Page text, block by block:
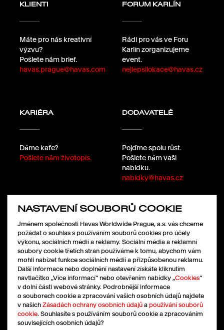
KLIENTI
Máte pro nás kreativní
výzvu?
Pošlete nám brief.
havas.prague@havas.com
FORUM KARLÍN
Rádi pro vás ve Foru
Karlín zorganizujeme
event.
nejlepsilokace@havas.cz
KARIÉRA
Dáme kafe?
Pošlete nám životopis.
DODAVATELÉ
Pojďme spolu růst.
Pošlete nám vaši
nabídku.
nabidky@havas.cz
SLEDUJTE NÁS
LinkedIn
Facebook
Instagram
X
NASTAVENÍ SOUBORŮ COOKIE
Jménem společnosti Havas Worldwide Prague, a.s. vás chceme
požádat o souhlas s používáním souborů cookies pro účely
výkonu, sociálních médií a reklamy. Sociální média a reklamní
soubory cookie třetích stran používáme k tomu, abychom vám
mohli nabízet funkce sociálních médií a přizpůsobenou reklamu.
Další informace nebo doplnění nastavení získáte kliknutím
navtlačítko „Více informací“ nebo otevřením nabídky „Cookies“
v dolní části webové stránky. Podrobnější informace
o souborech cookie a zpracování vašich osobních údajů najdete
v našich Zásadách ochrany osobních údajůa používání souborů
cookie. Souhlasíte s používáním souborů cookie a zpracováním
souvisejících osobních údajů?